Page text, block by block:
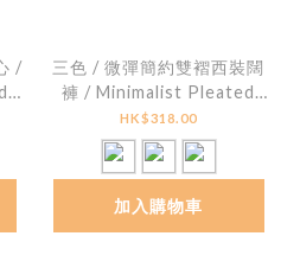
/
三色 / 微彈簡約雙褶西裝闊
褲 / Minimalist Pleated
Wide-Leg Trousers
HK$318.00
加入購物車